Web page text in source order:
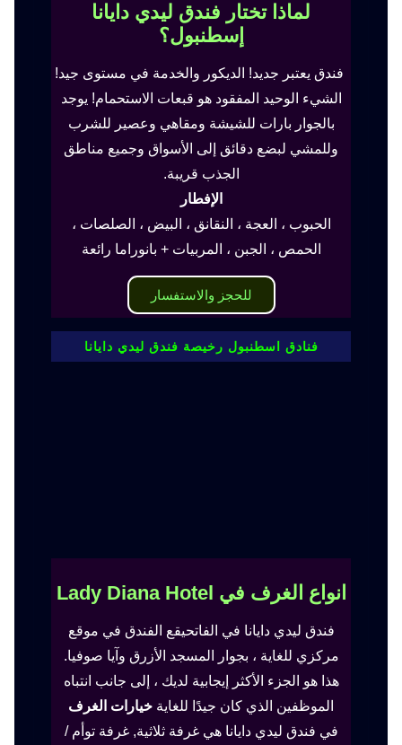
لماذا تختار فندق ليدي دايانا
إسطنبول؟
فندق يعتبر جديد! الديكور والخدمة في مستوى جيد!
الشيء الوحيد المفقود هو قبعات الاستحمام! يوجد
بالجوار بارات للشيشة ومقاهي وعصير للشرب
وللمشي لبضع دقائق إلى الأسواق وجميع مناطق
الجذب قريبة.
الإفطار
الحبوب ، العجة ، النقانق ، البيض ، الصلصات ،
الحمص ، الجبن ، المربيات + بانوراما رائعة
للحجز والاستفسار
فنادق اسطنبول رخيصة فندق ليدي دايانا
انواع الغرف في Lady Diana Hotel
فندق ليدي دايانا في الفاتحيقع الفندق في موقع
مركزي للغاية ، بجوار المسجد الأزرق وآيا صوفيا.
هذا هو الجزء الأكثر إيجابية لديك ، إلى جانب انتباه
الموظفين الذي كان جيدًا للغاية خيارات الغرف
في فندق ليدي دايانا هي غرفة ثلاثية, غرفة توأم /